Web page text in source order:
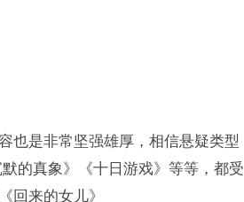
也是非常坚强雄厚，相信悬疑类型
的真象》《十日游戏》等等，都受
回来的女儿》